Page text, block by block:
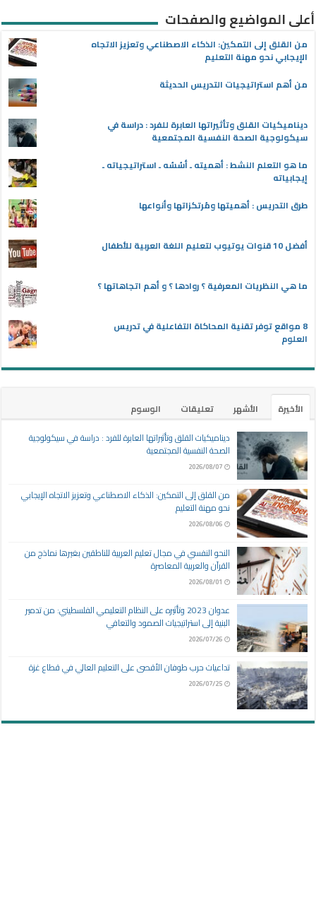
أعلى المواضيع والصفحات
من القلق إلى التمكين: الذكاء الاصطناعي وتعزيز الاتجاه
الإيجابي نحو مهنة التعليم
من أهم استراتيجيات التدريس الحديثة
ديناميكيات القلق وتأثيراتها العابرة للفرد : دراسة في
سيكولوجية الصحة النفسية المجتمعية
ما هو التعلم النشط : أهميته ـ أسُسُه ـ استراتيجياته ـ
إيجابياته
طرق التدريس : أهميتها ومُرتكزاتها وأنواعها
أفضل 10 قنوات يوتيوب لتعليم اللغة العربية للأطفال
ما هي النظريات المعرفية ؟ روادها ؟ و أهم اتجاهاتها ؟
8 مواقع توفر تقنية المحاكاة التفاعلية في تدريس
العلوم
الأخيرة الأشهر تعليقات
الوسوم
ديناميكيات القلق وتأثيراتها العابرة للفرد : دراسة في سيكولوجية
الصحة النفسية المجتمعية
2026/08/07
من القلق إلى التمكين: الذكاء الاصطناعي وتعزيز الاتجاه الإيجابي
نحو مهنة التعليم
2026/08/06
النحو النفسي في مجال تعليم العربية للناطقين بغيرها نماذج من
القرآن والعربية المعاصرة
2026/08/01
عدوان 2023 وتأثيره على النظام التعليمي الفلسطيني: من تدمير
البنية إلى استراتيجيات الصمود والتعافي
2026/07/26
تداعيات حرب طوفان الأقصى على التعليم العالي في قطاع غزة
2026/07/25